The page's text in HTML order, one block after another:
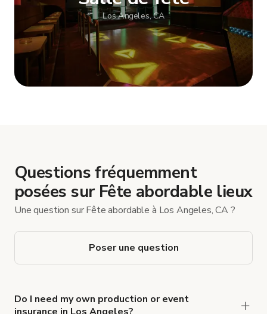
Los Angeles, CA
Questions fréquemment
posées sur Fête abordable lieux
Une question sur Fête abordable à Los Angeles, CA ?
Poser une question
Do I need my own production or event